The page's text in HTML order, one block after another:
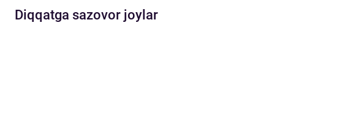
Diqqatga sazovor joylar